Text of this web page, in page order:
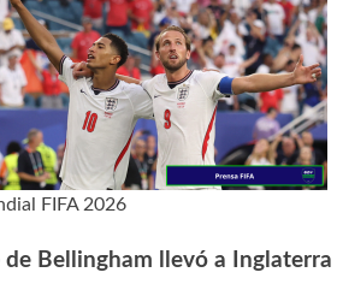
FIFA 2026
de Bellingham llevó a Inglaterra